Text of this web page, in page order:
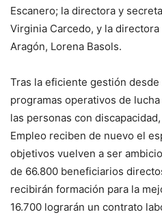
Escanero; la directora y
Virginia Carcedo, y la
Aragón, Lorena Basols.
Tras la eficiente gestión
programas operativos de
las personas con
Empleo reciben de nuevo el
objetivos vuelven a ser
de 66.800 beneficiarios
recibirán formación para la
16.700 lograrán un contrato